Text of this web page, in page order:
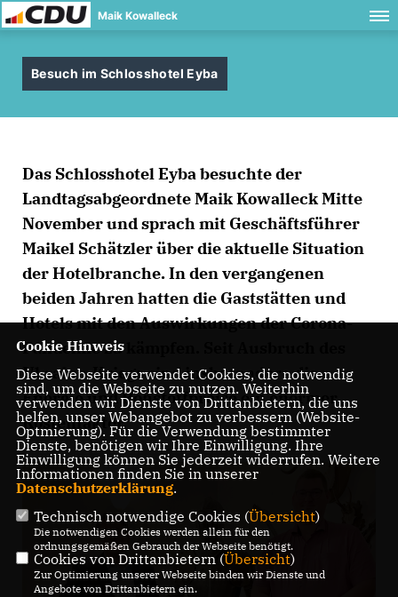
Maik Kowalleck
Besuch im Schlosshotel Eyba
Das Schlosshotel Eyba besuchte der
Landtagsabgeordnete Maik Kowalleck Mitte
November und sprach mit Geschäftsführer
Maikel Schätzler über die aktuelle Situation
der Hotelbranche. In den vergangenen
beiden Jahren hatten die Gaststätten und
Hotels mit den Auswirkungen der Corona-
Pandemie zu kämpfen. Seit Ausbruch des
Ukraine-Kriegs sind insbesondere die
Energie und Rohstoffpreise ein enormer
Kostenfaktor.
Cookie Hinweis
Diese Webseite verwendet Cookies, die notwendig
sind, um die Webseite zu nutzen. Weiterhin
verwenden wir Dienste von Drittanbietern, die uns
helfen, unser Webangebot zu verbessern (Website-
Optmierung). Für die Verwendung bestimmter
Dienste, benötigen wir Ihre Einwilligung. Ihre
Einwilligung können Sie jederzeit widerrufen. Weitere
Informationen finden Sie in unserer
Datenschutzerklärung.
Technisch notwendige Cookies (Übersicht)
Die notwendigen Cookies werden allein für den
ordnungsgemäßen Gebrauch der Webseite benötigt.
Cookies von Drittanbietern (Übersicht)
Zur Optimierung unserer Webseite binden wir Dienste und
Angebote von Drittanbietern ein.